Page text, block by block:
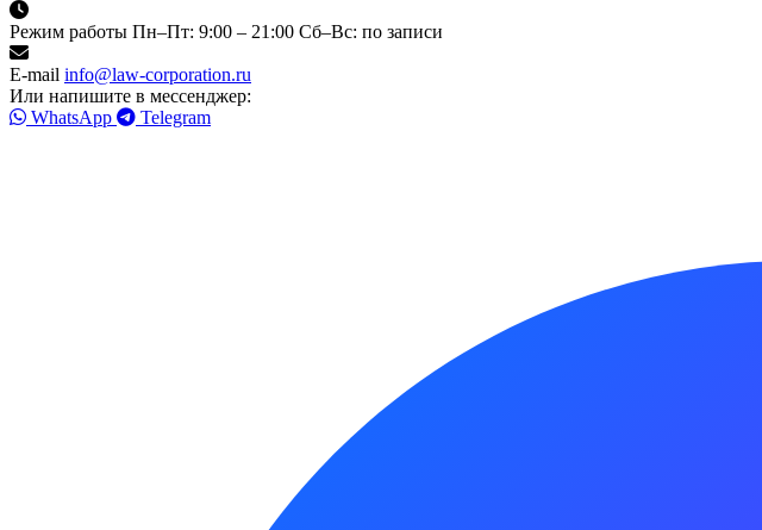
Режим работы Пн–Пт: 9:00 – 21:00 Сб–Вс: по записи
E-mail info@law-corporation.ru
Или напишите в мессенджер:
WhatsApp
Telegram